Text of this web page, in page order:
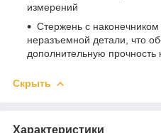
измерений
Стержень с
неразъемной детали, что
дополнительную прочность
Скрыть
Характеристики